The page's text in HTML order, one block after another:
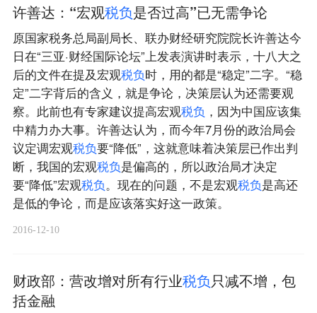
许善达：“宏观税负是否过高”已无需争论
原国家税务总局副局长、联办财经研究院院长许善达今
日在“三亚·财经国际论坛”上发表演讲时表示，十八大之
后的文件在提及宏观税负时，用的都是“稳定”二字。“稳
定”二字背后的含义，就是争论，决策层认为还需要观
察。此前也有专家建议提高宏观税负 ，因为中国应该集
中精力办大事。许善达认为，而今年7月份的政治局会
议定调宏观税负要“降低”，这就意味着决策层已作出判
断，我国的宏观税负是偏高的，所以政治局才决定
要“降低”宏观税负。现在的问题，不是宏观税负是高还
是低的争论，而是应该落实好这一政策。
2016-12-10
财政部：营改增对所有行业税负只减不增，包
括金融